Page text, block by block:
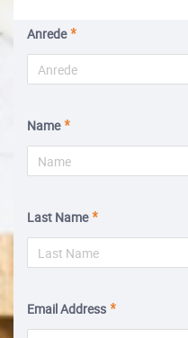
Anrede
Name
Last Name
Email Address